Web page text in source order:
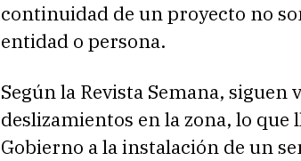
continuidad de un proyecto no
entidad o persona.
Según la Revista Semana,
deslizamientos en la zona, lo que
Gobierno a la instalación de un